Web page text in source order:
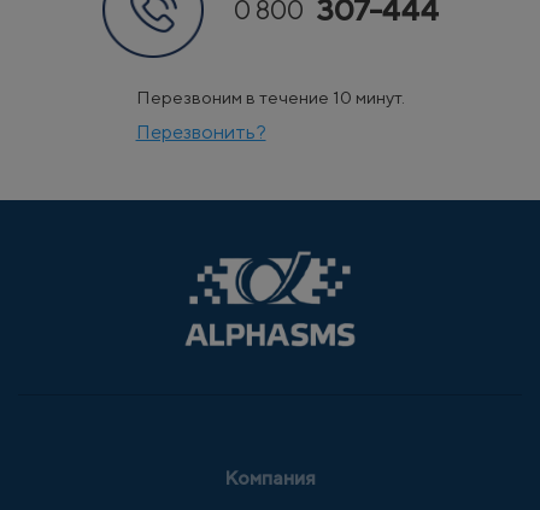
0 800 307-444
Перезвоним в течение 10 минут.
Перезвонить?
Компания